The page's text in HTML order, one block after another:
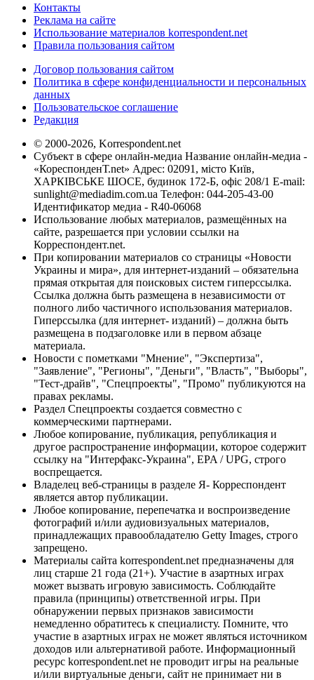
Контакты
Реклама на сайте
Использование материалов korrespondent.net
Правила пользования сайтом
Договор пользования сайтом
Политика в сфере конфиденциальности и персональных
данных
Пользовательское соглашение
Редакция
© 2000-2026, Korrespondent.net
Субъект в сфере онлайн-медиа Название онлайн-медиа -
«КореспонденТ.net» Адрес: 02091, місто Київ,
ХАРКІВСЬКЕ ШОСЕ, будинок 172-Б, офіс 208/1 E-mail:
sunlight@mediadim.com.ua Телефон: 044-205-43-00
Идентификатор медиа - R40-06068
Использование любых материалов, размещённых на
сайте, разрешается при условии ссылки на
Корреспондент.net.
При копировании материалов со страницы «Новости
Украины и мира», для интернет-изданий – обязательна
прямая открытая для поисковых систем гиперссылка.
Ссылка должна быть размещена в независимости от
полного либо частичного использования материалов.
Гиперссылка (для интернет- изданий) – должна быть
размещена в подзаголовке или в первом абзаце
материала.
Новости с пометками "Мнение", "Экспертиза",
"Заявление", "Регионы", "Деньги", "Власть", "Выборы",
"Тест-драйв", "Спецпроекты", "Промо" публикуются на
правах рекламы.
Раздел Спецпроекты создается совместно с
коммерческими партнерами.
Любое копирование, публикация, републикация и
другое распространение информации, которое содержит
ссылку на "Интерфакс-Украина", EPA / UPG, строго
воспрещается.
Владелец веб-страницы в разделе Я- Корреспондент
является автор публикации.
Любое копирование, перепечатка и воспроизведение
фотографий и/или аудиовизуальных материалов,
принадлежащих правообладателю Getty Images, строго
запрещено.
Материалы сайта korrespondent.net предназначены для
лиц старше 21 года (21+). Участие в азартных играх
может вызвать игровую зависимость. Соблюдайте
правила (принципы) ответственной игры. При
обнаружении первых признаков зависимости
немедленно обратитесь к специалисту. Помните, что
участие в азартных играх не может являться источником
доходов или альтернативой работе. Информационный
ресурс korrespondent.net не проводит игры на реальные
и/или виртуальные деньги, сайт не принимает ни в